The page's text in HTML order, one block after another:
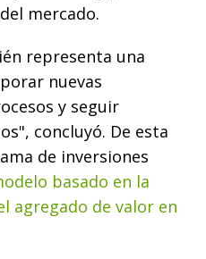
mercado.
representa una
nuevas
y seguir
concluyó. De esta
de inversiones
basado en la
agregado de valor en